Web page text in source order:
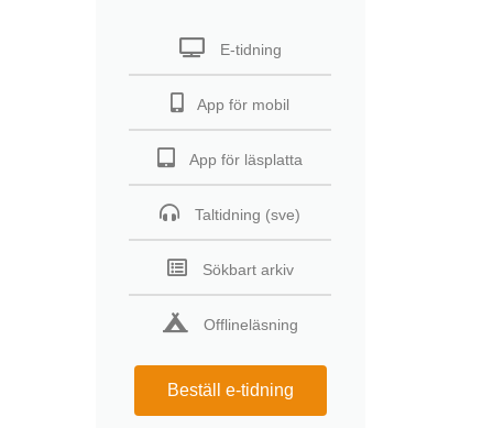
E-tidning
App för mobil
App för läsplatta
Taltidning (sve)
Sökbart arkiv
Offlineläsning
Beställ e-tidning